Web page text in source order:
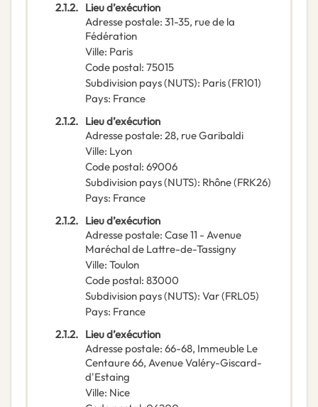
2.1.2. Lieu d’exécution
Adresse postale: 31-35, rue de la
Fédération
Ville: Paris
Code postal: 75015
Subdivision pays (NUTS): Paris(FR101)
Pays: France
2.1.2. Lieu d’exécution
Adresse postale: 28, rue Garibaldi
Ville: Lyon
Code postal: 69006
Subdivision pays (NUTS): Rhône(FRK26)
Pays: France
2.1.2. Lieu d’exécution
Adresse postale: Case 11 - Avenue
Maréchal de Lattre-de-Tassigny
Ville: Toulon
Code postal: 83000
Subdivision pays (NUTS): Var(FRL05)
Pays: France
2.1.2. Lieu d’exécution
Adresse postale: 66-68, Immeuble Le
Centaure66, Avenue Valéry-Giscard-
d'Estaing
Ville: Nice